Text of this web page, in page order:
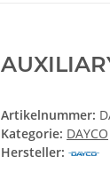
Artikelnummer:
Kategorie: DAYCO
Hersteller: